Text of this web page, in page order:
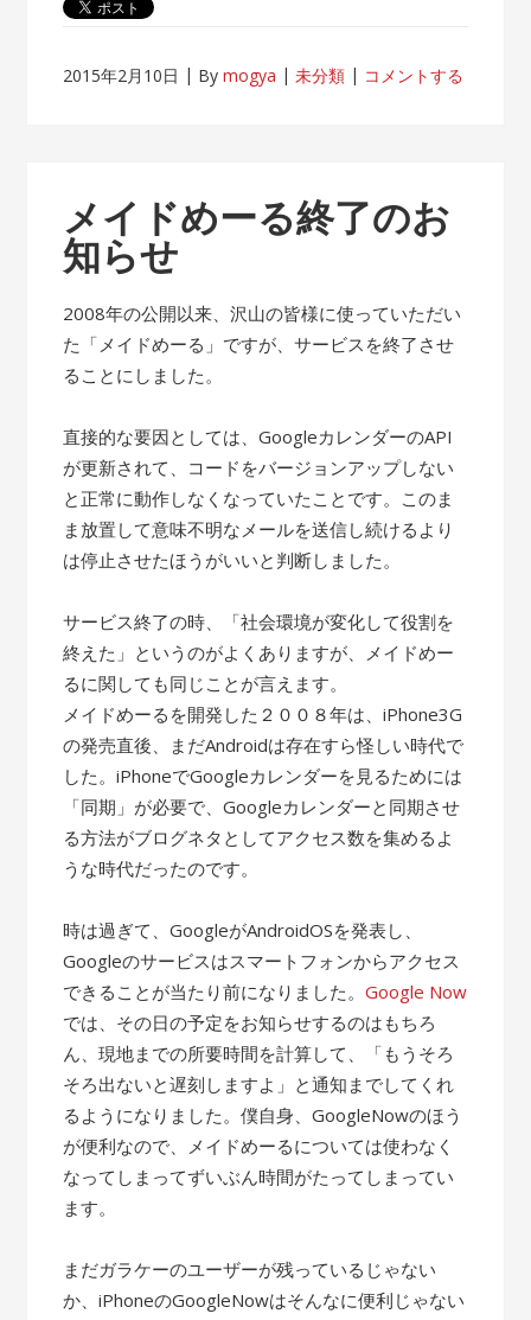
2015年2月10日 Bymogya 未分類 コメントする
メイドめーる終了のお
知らせ
2008年の公開以来、沢山の皆様に使っていただい
た「メイドめーる」ですが、サービスを終了させ
ることにしました。
直接的な要因としては、GoogleカレンダーのAPI
が更新されて、コードをバージョンアップしない
と正常に動作しなくなっていたことです。このま
ま放置して意味不明なメールを送信し続けるより
は停止させたほうがいいと判断しました。
サービス終了の時、「社会環境が変化して役割を
終えた」というのがよくありますが、メイドめー
るに関しても同じことが言えます。
メイドめーるを開発した２００８年は、iPhone3G
の発売直後、まだAndroidは存在すら怪しい時代で
した。iPhoneでGoogleカレンダーを見るためには
「同期」が必要で、Googleカレンダーと同期させ
る方法がブログネタとしてアクセス数を集めるよ
うな時代だったのです。
時は過ぎて、GoogleがAndroidOSを発表し、
Googleのサービスはスマートフォンからアクセス
できることが当たり前になりました。Google Now
では、その日の予定をお知らせするのはもちろ
ん、現地までの所要時間を計算して、「もうそろ
そろ出ないと遅刻しますよ」と通知までしてくれ
るようになりました。僕自身、GoogleNowのほう
が便利なので、メイドめーるについては使わなく
なってしまってずいぶん時間がたってしまってい
ます。
まだガラケーのユーザーが残っているじゃない
か、iPhoneのGoogleNowはそんなに便利じゃない